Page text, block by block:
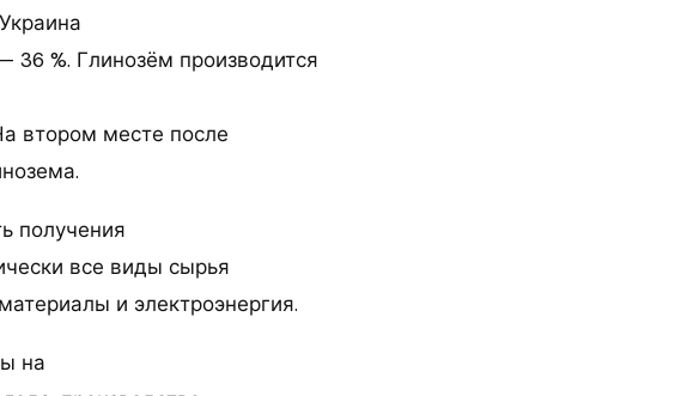
%. Глинозём производится
втором месте после
получения
все виды сырья
и электроэнергия.
на